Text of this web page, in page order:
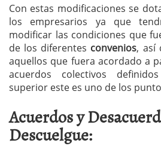
Con estas modificaciones se
los empresarios ya que
modificar las condiciones que
de los diferentes convenios, así
aquellos que fuera acordado a
acuerdos colectivos
superior este es uno de los
Acuerdos y
Descuelgue: